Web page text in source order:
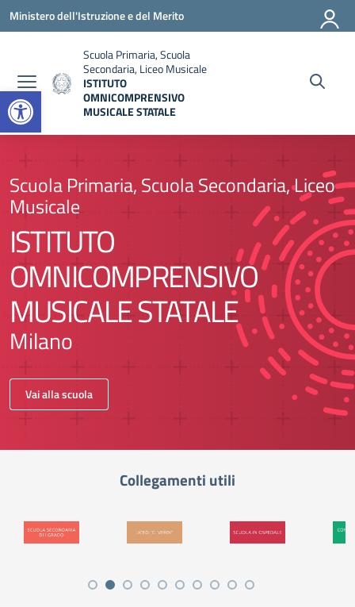
Open toolbar
Vai ai contenuti
Vai al menu di navigazione
Vai al footer
Ministero dell'Istruzione e del Merito
Scuola Primaria, Scuola
Secondaria, Liceo Musicale
ISTITUTO
OMNICOMPRENSIVO
MUSICALE STATALE
Scuola Primaria, Scuola Secondaria, Liceo
Musicale
ISTITUTO
OMNICOMPRENSIVO
MUSICALE STATALE
Milano
Vai alla scuola